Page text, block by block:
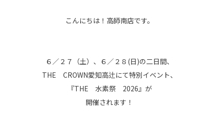
こんにちは！高師南店です。
６／２７（土）、６／２８(日)の二日間、
THE CROWN愛知高辻にて特別イベント、
『THE 水素祭 2026』が
開催されます！